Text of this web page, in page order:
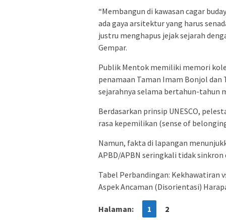
“Membangun di kawasan cagar
ada gaya arsitektur yang harus
justru menghapus jejak sejarah
Gempar.
Publik Mentok memiliki memori
penamaan Taman Imam Bonjol
sejarahnya selama bertahun-tahun
Berdasarkan prinsip UNESCO,
rasa kepemilikan (sense of
Namun, fakta di lapangan
APBD/APBN seringkali tidak
Tabel Perbandingan: Kekhawatiran
Aspek Ancaman (Disorientasi)
Halaman: 1 2